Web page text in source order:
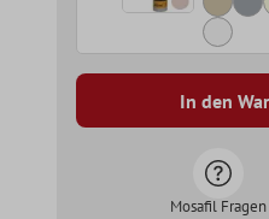
In den
Mosafil Fragen